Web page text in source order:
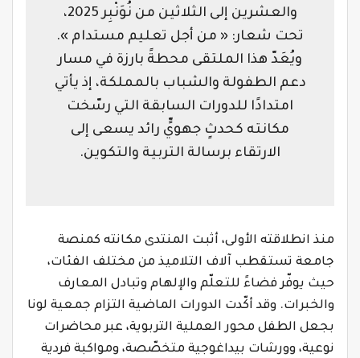
والعشرين إلى الثلاثين من نُوَنْبِر 2025،
تحت شعار: « من أجل تعليم مستدام ».
ويُعَدّ هذا الملتقى محطةً بارزة في مسار
دعم الطفولة والشباب بالمملكة، إذ يأتي
امتدادًا للدورات السابقة التي رسّخت
مكانته كحدثٍ جهويٍّ رائد يسعى إلى
الارتقاء برسالة التربية والتكوين.
منذ انطلاقته الأولى، أثبت المنتدى مكانته كمنصة
جامعة تستقطب آلاف التلاميذ من مختلف الفئات،
حيث يوفّر فضاءً للتعلّم والإلهام وتبادل المعارف
والخبرات. وقد أكّدت الدورات الماضية التزام جمعية لونا
بجعل الطفل محور العملية التربوية، عبر محاضرات
نوعية، وورشات بيداغوجية متخصّصة، ومواكبة فردية